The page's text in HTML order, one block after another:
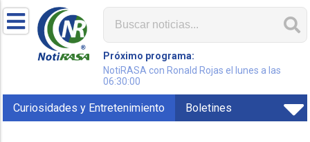
Próximo programa:
NotiRASA con Ronald Rojas el lunes a las
06:30:00
Curiosidades y Entretenimiento Boletines